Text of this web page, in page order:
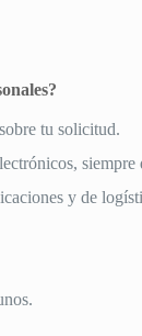
tu solicitud.
siempre
y de